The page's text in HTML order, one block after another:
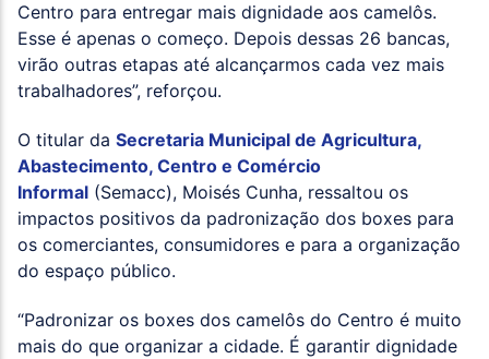
Centro para entregar mais dignidade aos camelôs.
Esse é apenas o começo. Depois dessas 26 bancas,
virão outras etapas até alcançarmos cada vez mais
trabalhadores”, reforçou.
O titular da Secretaria Municipal de Agricultura,
Abastecimento, Centro e Comércio
Informal (Semacc), Moisés Cunha, ressaltou os
impactos positivos da padronização dos boxes para
os comerciantes, consumidores e para a organização
do espaço público.
“Padronizar os boxes dos camelôs do Centro é muito
mais do que organizar a cidade. É garantir dignidade